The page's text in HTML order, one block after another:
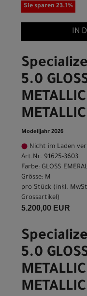
Sie sparen 23.1%
IN
5.0
Modelljahr 2026
Nicht im Laden
Art.Nr. 91625-3603
Farbe: GLOSS
Grösse: M
pro Stück (inkl.
Grossartikel)
5.200,00 EUR
5.0